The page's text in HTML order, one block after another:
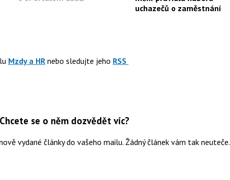
uchazečů o zaměstnání
Mzdy a HR nebo sledujte jeho RSS
se o něm dozvědět víc?
vydané články do vašeho mailu. Žádný článek vám tak neuteče.